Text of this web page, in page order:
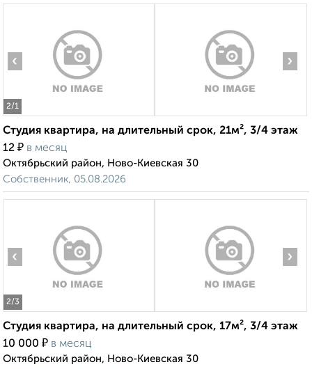
2/1
‹ ›
Студия квартира, на длительный срок, 21м², 3/4 этаж
12 ₽ в месяц
Октябрьский район, Ново-Киевская 30
Собственник, 05.08.2026
2/3
‹ ›
Студия квартира, на длительный срок, 17м², 3/4 этаж
10 000 ₽ в месяц
Октябрьский район, Ново-Киевская 30